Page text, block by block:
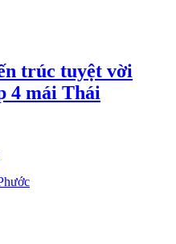
trúc tuyệt vời
4 mái Thái